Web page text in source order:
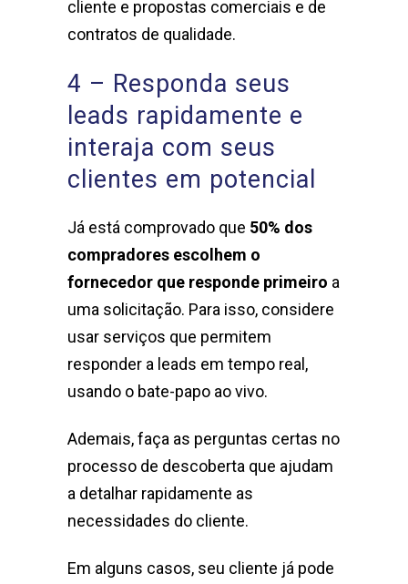
cliente e propostas comerciais e de
contratos de qualidade.
4 – Responda seus
leads rapidamente e
interaja com seus
clientes em potencial
Já está comprovado que 50% dos
compradores escolhem o
fornecedor que responde primeiro a
uma solicitação. Para isso, considere
usar serviços que permitem
responder a leads em tempo real,
usando o bate-papo ao vivo.
Ademais, faça as perguntas certas no
processo de descoberta que ajudam
a detalhar rapidamente as
necessidades do cliente.
Em alguns casos, seu cliente já pode